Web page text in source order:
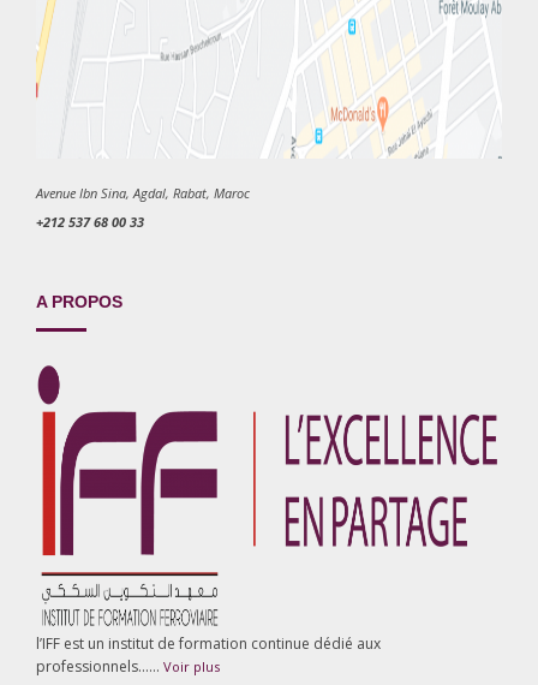
Avenue Ibn Sina, Agdal, Rabat, Maroc
+212 537 68 00 33
A PROPOS
l’IFF est un institut de formation continue dédié aux
professionnels…… Voir plus